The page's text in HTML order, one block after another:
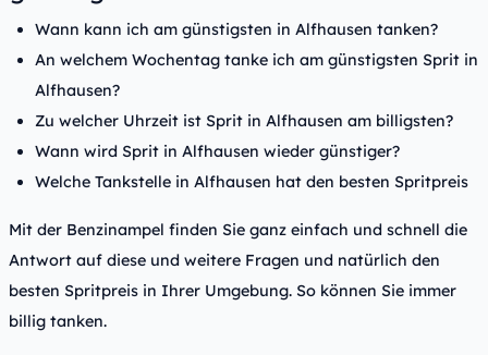
Wann kann ich am günstigsten in Alfhausen tanken?
An welchem Wochentag tanke ich am günstigsten Sprit in
Alfhausen?
Zu welcher Uhrzeit ist Sprit in Alfhausen am billigsten?
Wann wird Sprit in Alfhausen wieder günstiger?
Welche Tankstelle in Alfhausen hat den besten Spritpreis
Mit der Benzinampel finden Sie ganz einfach und schnell die
Antwort auf diese und weitere Fragen und natürlich den
besten Spritpreis in Ihrer Umgebung. So können Sie immer
billig tanken.